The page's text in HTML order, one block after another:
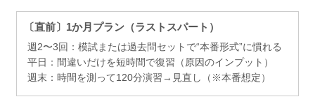
〔直前〕1か月プラン（ラストスパート）
週2〜3回：模試または過去問セットで“本番形式”に慣れる
平日：間違いだけを短時間で復習（原因のインプット）
週末：時間を測って120分演習→見直し（※本番想定）